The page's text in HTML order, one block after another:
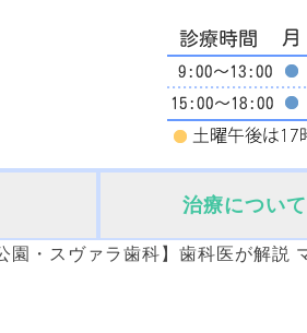
治療について
園・スヴァラ歯科】歯科医が解